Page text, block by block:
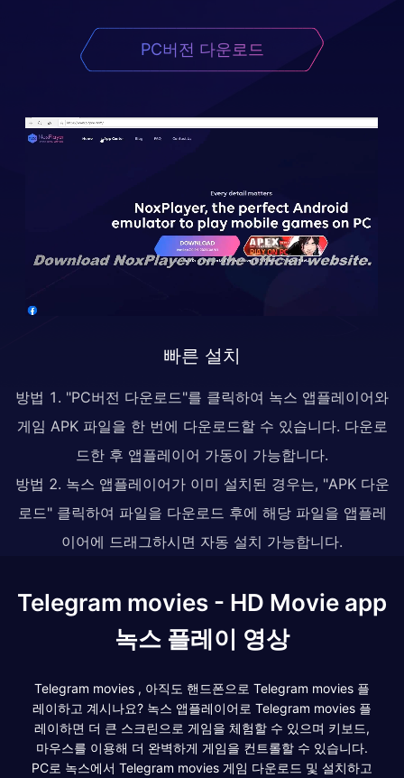
PC버전 다운로드
빠른 설치
방법 1. "PC버전 다운로드"를 클릭하여 녹스 앱플레이어와
게임 APK 파일을 한 번에 다운로드할 수 있습니다. 다운로
드한 후 앱플레이어 가동이 가능합니다.
방법 2. 녹스 앱플레이어가 이미 설치된 경우는, "APK 다운
로드" 클릭하여 파일을 다운로드 후에 해당 파일을 앱플레
이어에 드래그하시면 자동 설치 가능합니다.
Telegram movies - HD Movie app
녹스 플레이 영상
Telegram movies , 아직도 핸드폰으로 Telegram movies 플
레이하고 계시나요? 녹스 앱플레이어로 Telegram movies 플
레이하면 더 큰 스크린으로 게임을 체험할 수 있으며 키보드,
마우스를 이용해 더 완벽하게 게임을 컨트롤할 수 있습니다.
PC로 녹스에서 Telegram movies 게임 다운로드 및 설치하고